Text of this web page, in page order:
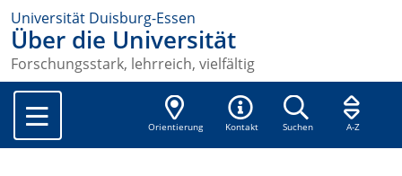
Universität Duisburg-Essen
Über die Universität
Forschungsstark, lehrreich, vielfältig
Orientierung Kontakt Suchen A-Z